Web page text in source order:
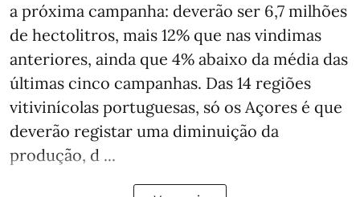
a próxima campanha: deverão ser 6,7 milhões
de hectolitros, mais 12% que nas vindimas
anteriores, ainda que 4% abaixo da média das
últimas cinco campanhas. Das 14 regiões
vitivinícolas portuguesas, só os Açores é que
deverão registar uma diminuição da
produção, d ...